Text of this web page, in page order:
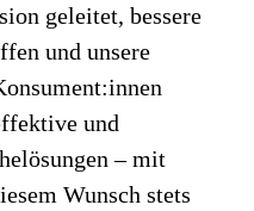
geleitet, bessere
und unsere
und
– mit
Wunsch stets